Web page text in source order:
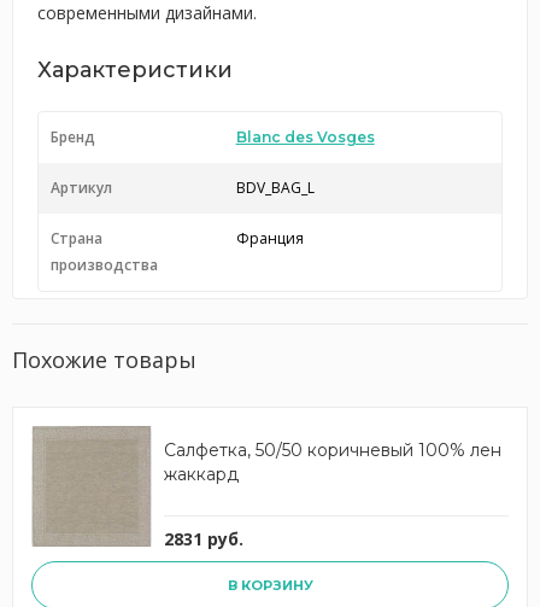
современными дизайнами.
Характеристики
Бренд Blanc des Vosges
Артикул BDV_BAG_L
Страна
производства
Франция
Похожие товары
Салфетка, 50/50 коричневый 100% лен
жаккард
2831 руб.
В КОРЗИНУ